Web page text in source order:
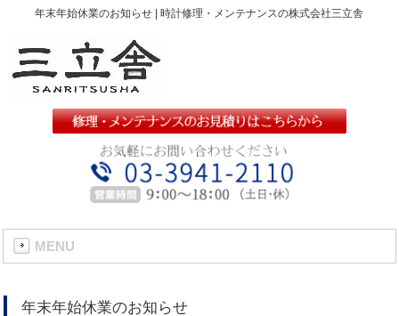
年末年始休業のお知らせ | 時計修理・メンテナンスの株式会社三立舎
MENU
年末年始休業のお知らせ